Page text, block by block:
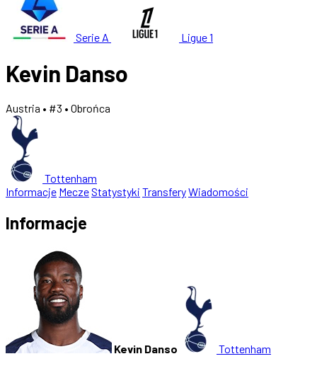
Serie A Ligue 1
Kevin Danso
Austria • #3 • Obrońca
Tottenham
Informacje MeczeStatystyki TransferyWiadomości
Informacje
Kevin Danso
Tottenham